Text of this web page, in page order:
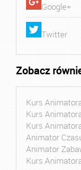
Google+
Twitter
Zobacz
Kurs
Kurs
Kurs
Animator
Animator
Kurs